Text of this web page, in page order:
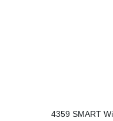
4359 SMART